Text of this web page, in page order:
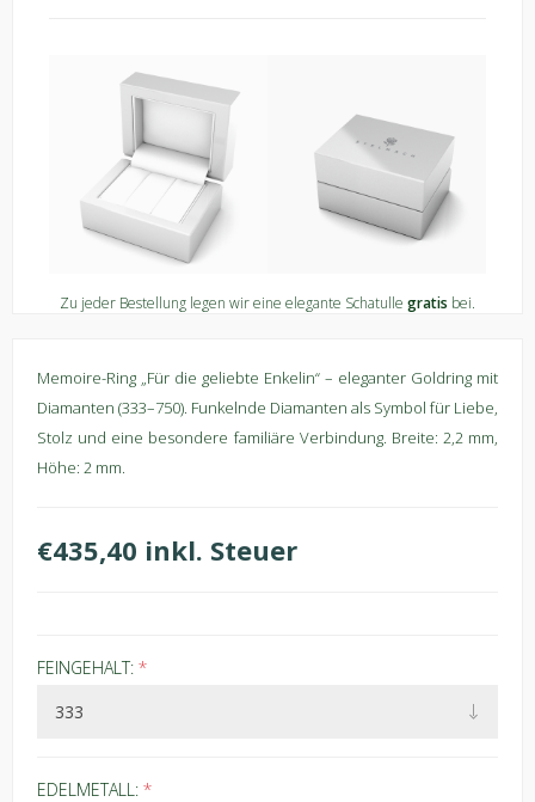
Zu jeder Bestellung legen wir eine elegante Schatulle gratis bei.
Memoire-Ring „Für die geliebte Enkelin“ – eleganter Goldring mit
Diamanten (333–750). Funkelnde Diamanten als Symbol für Liebe,
Stolz und eine besondere familiäre Verbindung. Breite: 2,2 mm,
Höhe: 2 mm.
€435,40 inkl. Steuer
FEINGEHALT: *
EDELMETALL: *